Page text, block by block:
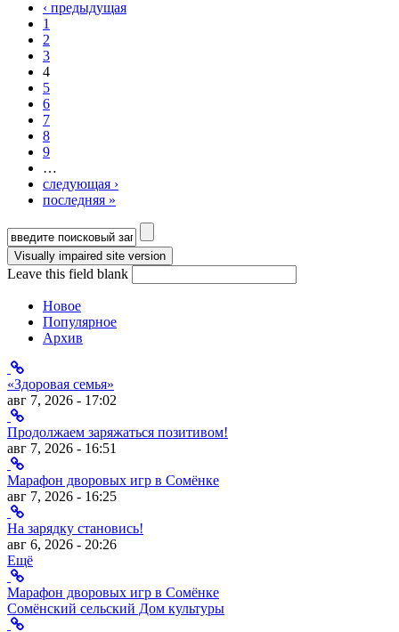
‹ предыдущая
1
2
3
4
5
6
7
8
9
…
следующая ›
последняя »
Форма поиска
Leave this field blank
Новое
Популярное
Архив
«Здоровая семья»
авг 7, 2026 - 17:02
Продолжаем заряжаться позитивом!
авг 7, 2026 - 16:51
Марафон дворовых игр в Сомёнке
авг 7, 2026 - 16:25
На зарядку становись!
авг 6, 2026 - 20:26
Ещё
Марафон дворовых игр в Сомёнке
Сомёнский сельский Дом культуры